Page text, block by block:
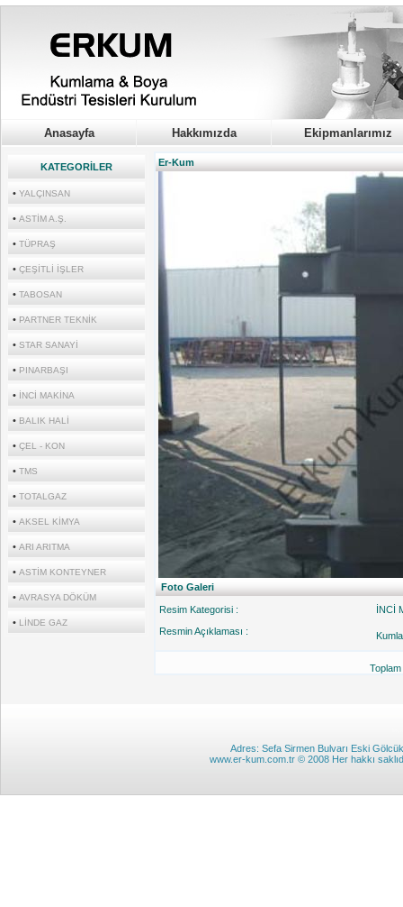
Anasayfa Hakkımızda Ekipmanlarımız
KATEGORİLER
• YALÇINSAN
• ASTİM A.Ş.
• TÜPRAŞ
• ÇEŞİTLİ İŞLER
• TABOSAN
• PARTNER TEKNİK
• STAR SANAYİ
• PINARBAŞI
• İNCİ MAKİNA
• BALIK HALİ
• ÇEL - KON
• TMS
• TOTALGAZ
• AKSEL KİMYA
• ARI ARITMA
• ASTİM KONTEYNER
• AVRASYA DÖKÜM
• LİNDE GAZ
Er-Kum
Foto Galeri
Resim Kategorisi :
İNCİ
Resmin Açıklaması :
Adres: Sefa Sirmen Bulvarı Eski
www.er-kum.com.tr © 2008 Her hakkı